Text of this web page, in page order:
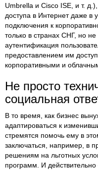
Umbrella и Cisco ISE, и т.
доступа в Интернет даже в
подключения к
только в странах СНГ, но
аутентификация
предоставлением им
корпоративными и
Не просто
социальная
В то время, как бизнес
адаптироваться к
стремятся помочь ему в
заключаться, например, в
решениям на льготных
программ. И